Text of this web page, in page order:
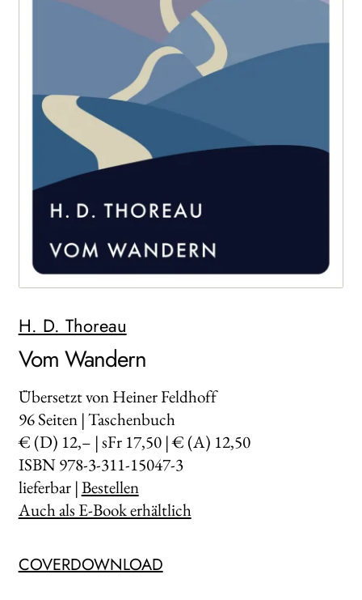
WEITERE VERLAGE
Search:
H. D. Thoreau
Vom Wandern
Übersetzt von Heiner Feldhoff
96Seiten | Taschenbuch
€ (D) 12,– | sFr 17,50 | € (A) 12,50
ISBN 978-3-311-15047-3
lieferbar |Bestellen
Auch als E-Book erhältlich
COVERDOWNLOAD